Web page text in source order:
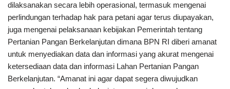
dilaksanakan secara lebih operasional, termasuk mengenai
perlindungan terhadap hak para petani agar terus diupayakan,
juga mengenai pelaksanaan kebijakan Pemerintah tentang
Pertanian Pangan Berkelanjutan dimana BPN RI diberi amanat
untuk menyediakan data dan informasi yang akurat mengenai
ketersediaan data dan informasi Lahan Pertanian Pangan
Berkelanjutan. “Amanat ini agar dapat segera diwujudkan